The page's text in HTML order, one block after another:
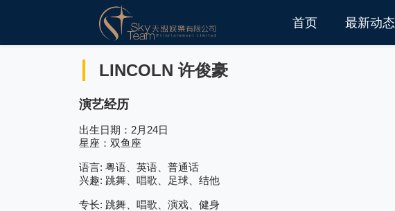
首页 最新动态
LINCOLN 许俊豪
演艺经历
出生日期： 2月 24日
星座：双鱼座
语言: 粤语、英语、普通话
兴趣: 跳舞、唱歌、足球、结他
专长: 跳舞、唱歌、演戏、健身